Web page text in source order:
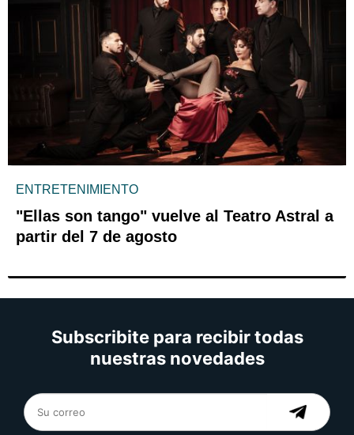
ENTRETENIMIENTO
"Ellas son tango" vuelve al Teatro Astral a
partir del 7 de agosto
Subscribite para recibir todas
nuestras novedades